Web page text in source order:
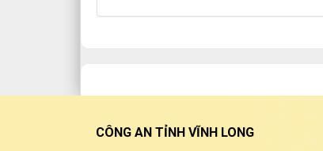
CÔNG AN TỈNH VĨNH LONG